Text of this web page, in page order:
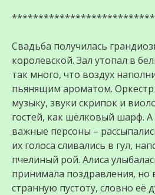
Свадьба получилась
королевской. Зал утопал в
так много, что воздух
пьянящим ароматом. Оркестр
музыку, звуки скрипок и
гостей, как шёлковый шарф. А
важные персоны –
их голоса сливались в гул,
пчелиный рой. Алиса
принимала поздравления, но
странную пустоту, словно её